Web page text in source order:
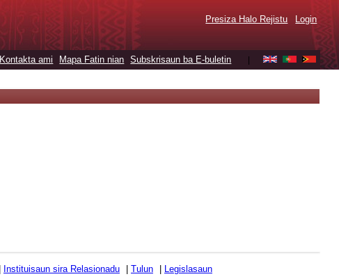
Presiza Halo Rejistu Login
Kontakta ami Mapa Fatin nian Subskrisaun ba E-buletin
Instituisaun sira Relasionadu Tulun Legislasaun